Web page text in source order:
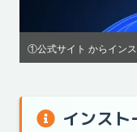
①公式サイト からイン
インスト